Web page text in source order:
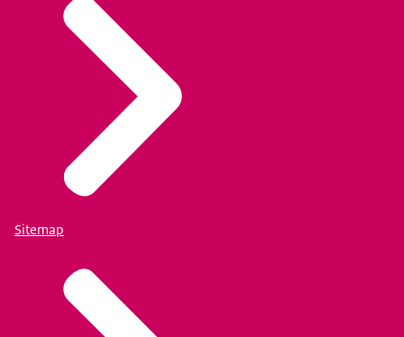
identificeren verkleint de kans dat oplichters zich voor
kunnen doen als iemand anders. Digitale certificaten
waarborgen dus betrouwbaarheid.
Aanvragen voor een e-Handtekening.
Aanvragen voor een e-Herkenning middel.
Aanvullende diensten / gelieerde diensten
Niet van toepassing.
info@justid.nl
Sitemap